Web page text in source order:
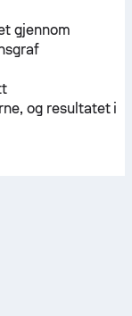
gjennom
og resultatet i